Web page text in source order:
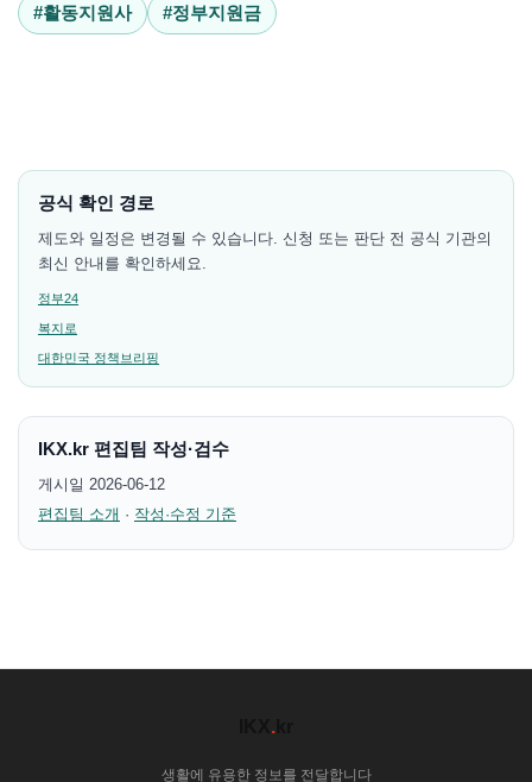
#활동지원사 #정부지원금
공식 확인 경로
제도와 일정은 변경될 수 있습니다. 신청 또는 판단 전 공식 기관의
최신 안내를 확인하세요.
정부24
복지로
대한민국 정책브리핑
IKX.kr 편집팀 작성·검수
게시일 2026-06-12
편집팀 소개 · 작성·수정 기준
.
생활에 유용한 정보를 전달합니다